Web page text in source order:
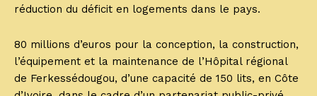
réduction du déficit en logements dans le pays.
80 millions d’euros pour la conception, la construction,
l’équipement et la maintenance de l’Hôpital régional
de Ferkessédougou, d’une capacité de 150 lits, en Côte